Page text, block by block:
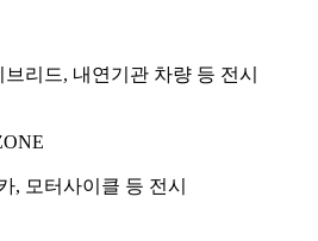
리드, 내연기관 차량 등 전시
, 모터사이클 등 전시